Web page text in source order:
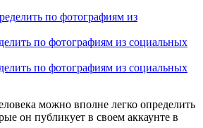
по фотографиям из социальных
по фотографиям из социальных
можно вполне легко определить
он публикует в своем аккаунте в